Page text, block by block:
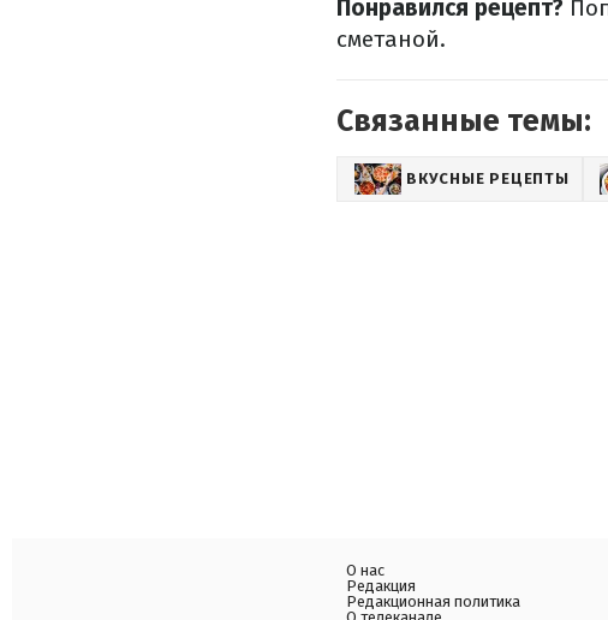
Понравился рецепт?
сметаной.
Связанные темы:
ВКУСНЫЕ РЕЦЕПТЫ
О нас
Редакция
Редакционная политика